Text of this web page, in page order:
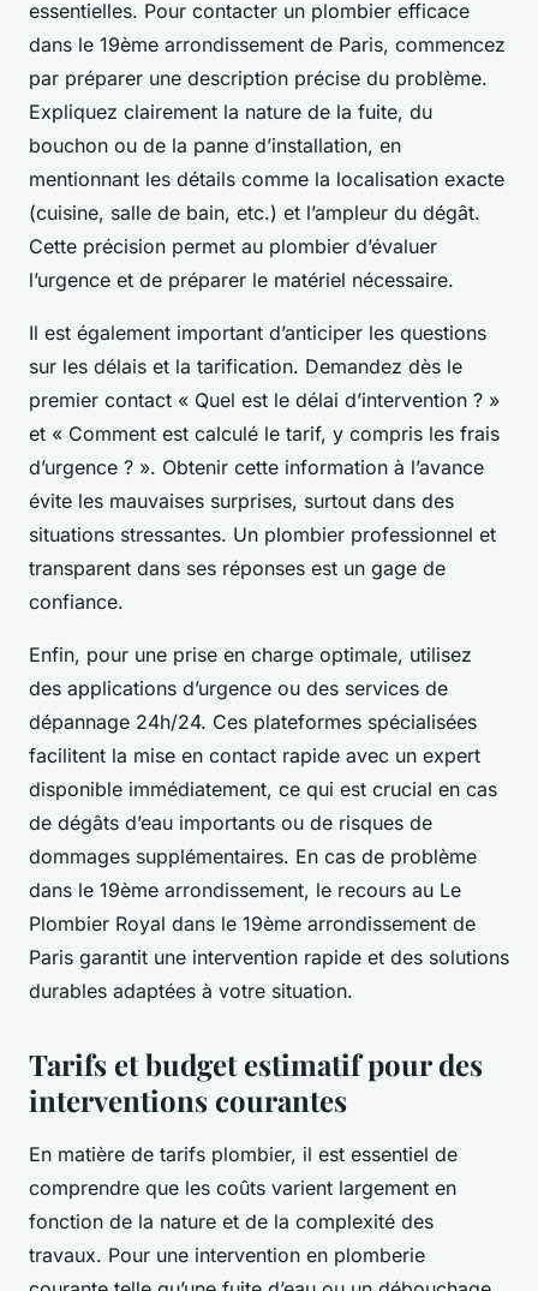
essentielles. Pour contacter un plombier efficace
dans le 19ème arrondissement de Paris, commencez
par préparer une description précise du problème.
Expliquez clairement la nature de la fuite, du
bouchon ou de la panne d’installation, en
mentionnant les détails comme la localisation exacte
(cuisine, salle de bain, etc.) et l’ampleur du dégât.
Cette précision permet au plombier d’évaluer
l’urgence et de préparer le matériel nécessaire.
Il est également important d’anticiper les questions
sur les délais et la tarification. Demandez dès le
premier contact « Quel est le délai d’intervention ? »
et « Comment est calculé le tarif, y compris les frais
d’urgence ? ». Obtenir cette information à l’avance
évite les mauvaises surprises, surtout dans des
situations stressantes. Un plombier professionnel et
transparent dans ses réponses est un gage de
confiance.
Enfin, pour une prise en charge optimale, utilisez
des applications d’urgence ou des services de
dépannage 24h/24. Ces plateformes spécialisées
facilitent la mise en contact rapide avec un expert
disponible immédiatement, ce qui est crucial en cas
de dégâts d’eau importants ou de risques de
dommages supplémentaires. En cas de problème
dans le 19ème arrondissement, le recours au Le
Plombier Royal dans le 19ème arrondissement de
Paris garantit une intervention rapide et des solutions
durables adaptées à votre situation.
Tarifs et budget estimatif pour des
interventions courantes
En matière de tarifs plombier, il est essentiel de
comprendre que les coûts varient largement en
fonction de la nature et de la complexité des
travaux. Pour une intervention en plomberie